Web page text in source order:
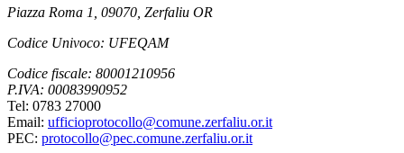
Piazza Roma 1, 09070, Zerfaliu OR
Codice Univoco: UFEQAM
Codice fiscale: 80001210956
P.IVA: 00083990952
Tel: 0783 27000
Email: ufficioprotocollo@comune.zerfaliu.or.it
PEC: protocollo@pec.comune.zerfaliu.or.it